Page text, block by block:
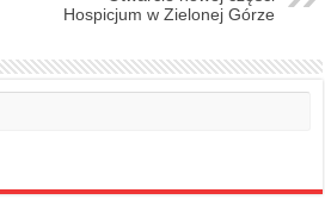
Hospicjum w Zielonej Górze